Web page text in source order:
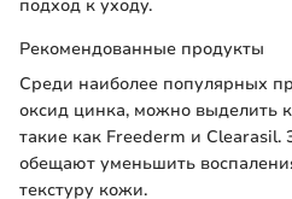
подход к уходу.
Рекомендованные продукты
Среди наиболее популярных
оксид цинка, можно выделить
такие как Freederm и Clearasil.
обещают уменьшить
текстуру кожи.